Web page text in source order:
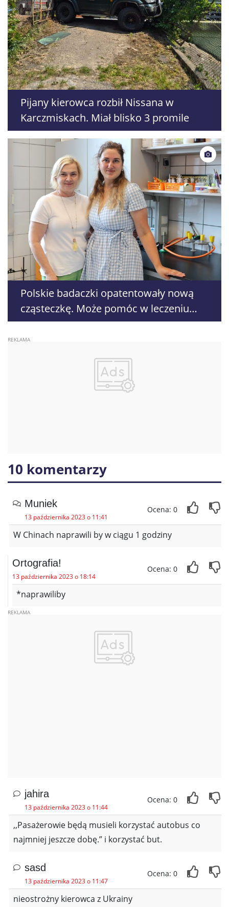
Pijany kierowca rozbił Nissana w
Karczmiskach. Miał blisko 3 promile
Polskie badaczki opatentowały nową
cząsteczkę. Może pomóc w leczeniu
raka piersi
10 komentarzy
Muniek
13 października 2023 o 11:41
Ocena: 0
W Chinach naprawili by w ciągu 1 godziny
Ortografia!
13 października 2023 o 18:14
Ocena: 0
*naprawiliby
jahira
13 października 2023 o 11:44
Ocena: 0
,,Pasażerowie będą musieli korzystać autobus co
najmniej jeszcze dobę.” i korzystać but.
sasd
13 października 2023 o 11:47
Ocena: 0
nieostrożny kierowca z Ukrainy